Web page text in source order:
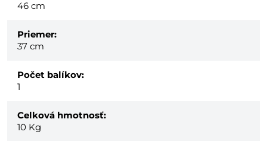
46 cm
Priemer:
37 cm
Počet balíkov:
1
Celková hmotnosť:
10 Kg